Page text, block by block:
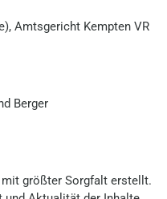
Amtsgericht Kempten VR
Berger
mit größter Sorgfalt erstellt.